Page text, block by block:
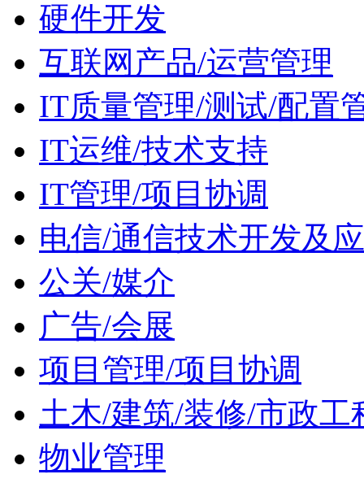
硬件开发
互联网产品/运营管理
IT质量管理/测试/配置
IT运维/技术支持
IT管理/项目协调
电信/通信技术开发及
公关/媒介
广告/会展
项目管理/项目协调
土木/建筑/装修/市政工
物业管理